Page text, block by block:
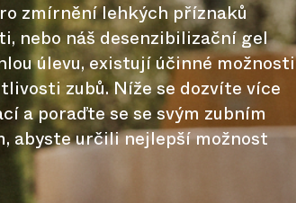
zmírnění lehkých příznaků
nebo náš desenzibilizační gel
úlevu, existují účinné možnosti
zubů. Níže se dozvíte více
a poraďte se se svým zubním
abyste určili nejlepší možnost